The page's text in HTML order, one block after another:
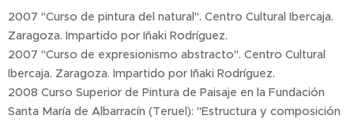
2007 "Curso de pintura del natural". Centro Cultural Ibercaja.
Zaragoza. Impartido por Iñaki Rodríguez.
2007 "Curso de expresionismo abstracto". Centro Cultural
Ibercaja. Zaragoza. Impartido por Iñaki Rodríguez.
2008 Curso Superior de Pintura de Paisaje en la Fundación
Santa María de Albarracín (Teruel): "Estructura y composición